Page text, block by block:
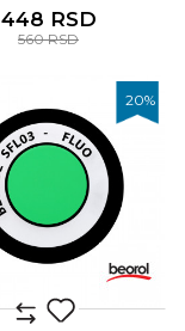
448 RSD
560RSD
20%